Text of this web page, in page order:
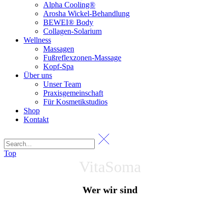
Alpha Cooling®
Arosha Wickel-Behandlung
BEWEI® Body
Collagen-Solarium
Wellness
Massagen
Fußreflexzonen-Massage
Kopf-Spa
Über uns
Unser Team
Praxisgemeinschaft
Für Kosmetikstudios
Shop
Kontakt
Top
VitaSoma
Wer wir sind